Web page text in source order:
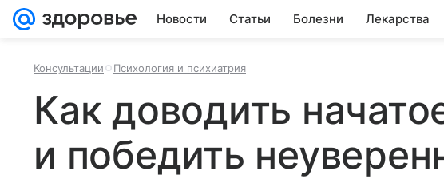
Новости Статьи Болезни Лекарства
Консультации Психология и психиатрия
Как доводить
и победить